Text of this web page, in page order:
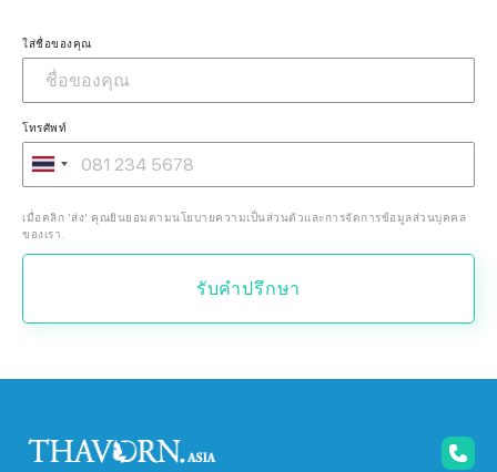
ใส่ชื่อของคุณ
โทรศัพท์
เมื่อคลิก 'ส่ง' คุณยินยอมตามนโยบายความเป็นส่วนตัวและการจัดการข้อมูลส่วนบุคคล
ของเรา.
รับคำปรึกษา